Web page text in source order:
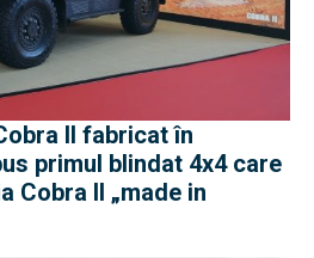
II fabricat în
primul blindat 4x4 care
Cobra II „made in